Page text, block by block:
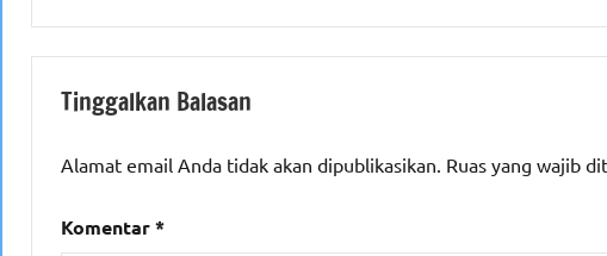
Tinggalkan Balasan
Alamat email Anda tidak akan dipublikasikan. Ruas yang wajib
Komentar*